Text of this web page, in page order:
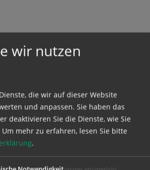
nicht frei verfügbar. Bitte
oder bestellen Sie das
mit Ihrem Benutzernamen
wir nutzen
die wir auf dieser Website
und anpassen. Sie haben das
deaktivieren Sie die Dienste, wie Sie
Um mehr zu erfahren, lesen Sie bitte
.